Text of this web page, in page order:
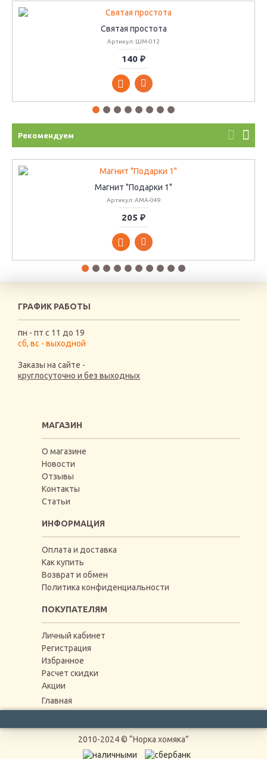
Святая простота
Артикул: ШМ-012
140 ₽
Рекомендуем
Магнит "Подарки 1"
Артикул: АМА-049
205 ₽
ГРАФИК РАБОТЫ
пн - пт с 11 до 19
сб, вс - выходной
Заказы на сайте -
круглосуточно и без выходных
МАГАЗИН
О магазине
Новости
Отзывы
Контакты
Статьи
ИНФОРМАЦИЯ
Оплата и доставка
Как купить
Возврат и обмен
Политика конфиденциальности
ПОКУПАТЕЛЯМ
Личный кабинет
Регистрация
Избранное
Расчет скидки
Акции
Главная
2010-2024 © “Норка хомяка”